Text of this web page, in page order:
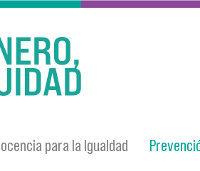
para la Igualdad